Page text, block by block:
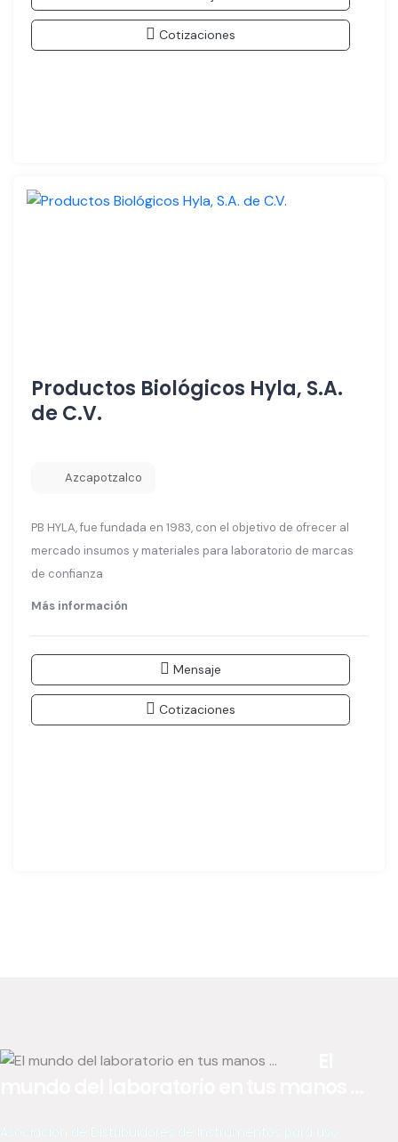
Cotizaciones
Productos Biológicos Hyla, S.A.
de C.V.
Azcapotzalco
PB HYLA, fue fundada en 1983, con el objetivo de ofrecer al
mercado insumos y materiales para laboratorio de marcas
de confianza
Más información
Mensaje
Cotizaciones
Asociación de Distribuidores de Instrumentos para uso